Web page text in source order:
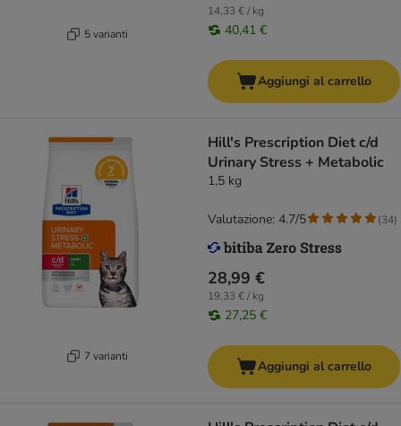
5 varianti
14,33 € / kg
40,41 €
Aggiungi al carrello
7 varianti
Hill's Prescription Diet c/d
Urinary Stress + Metabolic
1,5 kg
28,99 €
19,33 € / kg
27,25 €
Valutazione: 4.7/5 (34)
Aggiungi al carrello